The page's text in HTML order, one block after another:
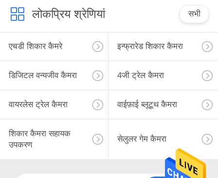
लोकप्रिय श्रेणियां सभी
एचडी शिकार कैमरे इन्फ्रारेड शिकार कैमरा
डिजिटल वन्यजीव कैमरा 4जी ट्रेल कैमरा
वायरलेस ट्रेल कैमरा वाईफ़ाई ब्लूटूथ कैमरा
शिकार कैमरा सहायक
उपकरण
सेलुलर गेम कैमरा